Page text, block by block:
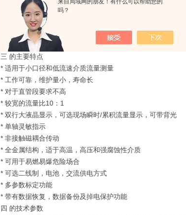
吗？
指示出此时流量大小。
b 对于智能型，由智能型指示器中的随动磁钢与浮子内磁钢
针，通过一个磁传感器将磁场变化转化成电信号，经A/D变
输出，LCD液晶显示，来显示出瞬时流量及累积流量大小。
三 的主要特点
* 适用于小口径和低流速介质流量测量
* 工作可靠，维护量小，寿命长
* 对于直管段要求不高
* 较宽的流量比10：1
* 双行大液晶显示，可选现场瞬时/累积流量显示，可带背光
* 单轴灵敏指示
* 非接触磁耦合传动
* 全金属结构，适于高温，高压和强腐蚀性介质
* 可用于易燃易爆危险场合
* 可选二线制，电池，交流供电方式
* 多参数标定功能
* 带有数据恢复，数据备份及掉电保护功能
四 的技术参数